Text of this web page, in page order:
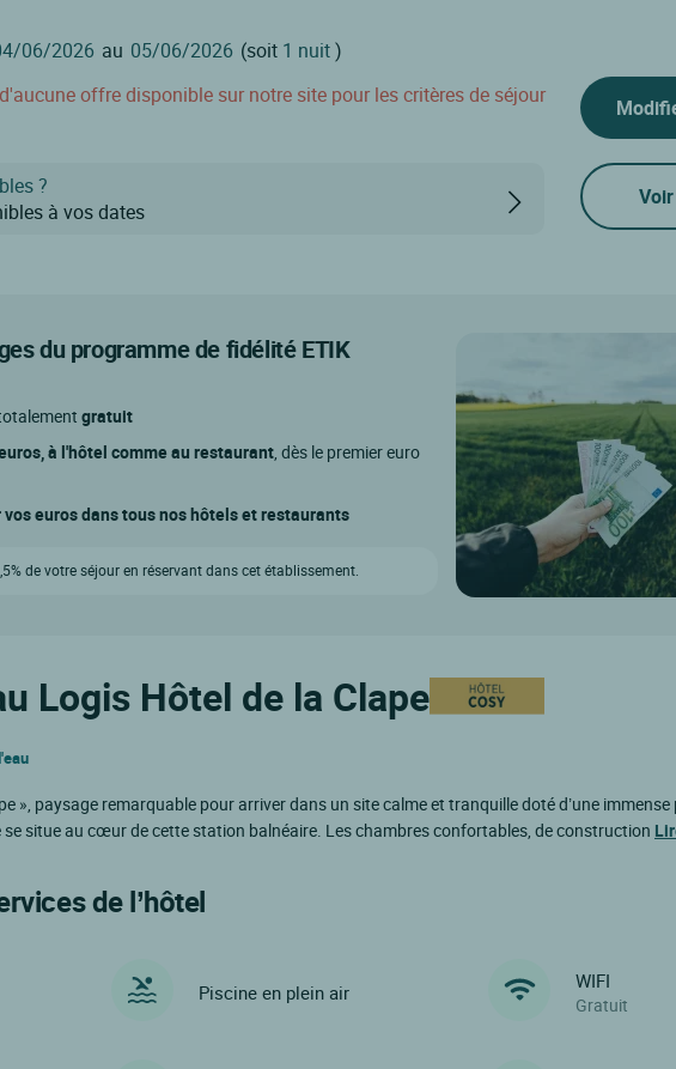
au (soit 1 nuit)
offre disponible sur notre site pour les critères de séjour
?
à vos dates
du programme de fidélité ETIK
gratuit
à l'hôtel comme au restaurant, dès le premier euro
vos euros dans tous nos hôtels et restaurants
de votre séjour en réservant dans cet établissement.
Logis Hôtel de la Clape
», paysage remarquable pour arriver dans un site calme et tranquille doté d’une immense
se situe au cœur de cette station balnéaire. Les chambres confortables, de construction
de l’hôtel
Piscine en plein air WIFI
Gratuit